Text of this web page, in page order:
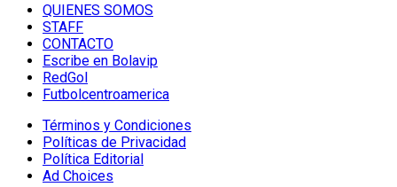
QUIENES SOMOS
STAFF
CONTACTO
Escribe en Bolavip
RedGol
Futbolcentroamerica
Términos y Condiciones
Políticas de Privacidad
Política Editorial
Ad Choices